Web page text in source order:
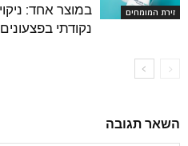
זירת המומחים
במוצר אחד:
נקודתי בפצעונים
השאר תגובה